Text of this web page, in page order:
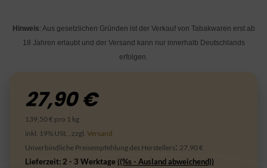
Hinweis: Aus gesetzlichen Gründen ist der Verkauf von Tabakwaren erst ab
18 Jahren erlaubt und der Versand kann nur innerhalb Deutschlands
erfolgen.
27,90 €
139,50 € pro 1 kg
inkl. 19% USt. , zzgl. Versand
Unverbindliche Preisempfehlung des Herstellers: 27,90 €
Lieferzeit: 2 - 3 Werktage ((%s - Ausland abweichend))